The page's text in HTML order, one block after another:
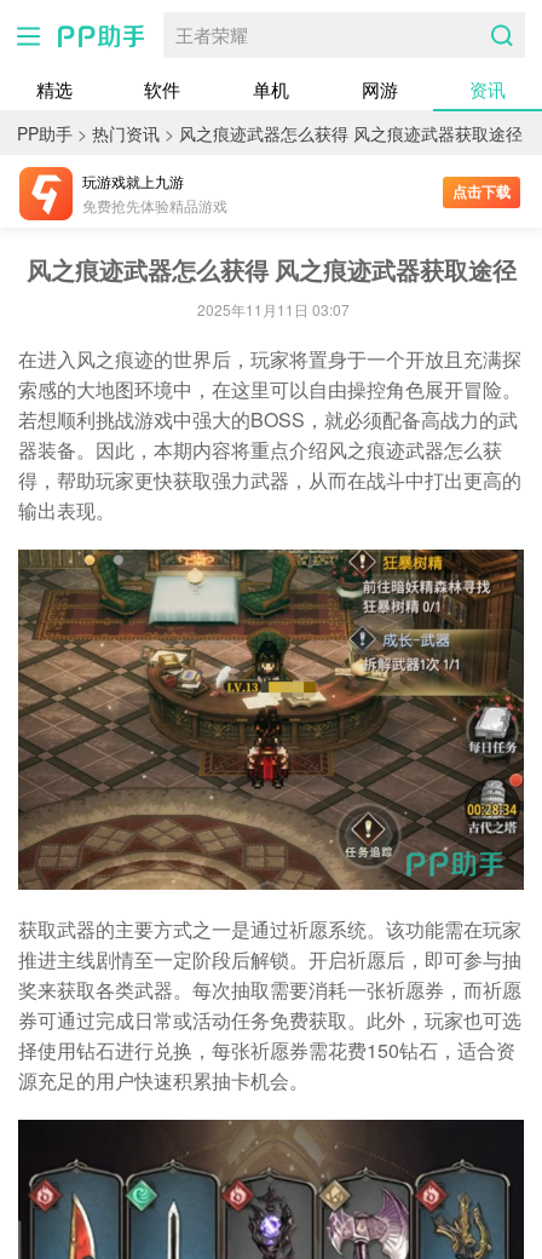
王者荣耀
精选 软件 单机 网游 资讯
PP助手 > 热门资讯 > 风之痕迹武器怎么获得 风之痕迹武器获取途径
玩游戏就上九游
免费抢先体验精品游戏
点击下载
风之痕迹武器怎么获得 风之痕迹武器获取途径
2025年11月11日 03:07
在进入风之痕迹的世界后，玩家将置身于一个开放且充满探
索感的大地图环境中，在这里可以自由操控角色展开冒险。
若想顺利挑战游戏中强大的BOSS，就必须配备高战力的武
器装备。因此，本期内容将重点介绍风之痕迹武器怎么获
得，帮助玩家更快获取强力武器，从而在战斗中打出更高的
输出表现。
获取武器的主要方式之一是通过祈愿系统。该功能需在玩家
推进主线剧情至一定阶段后解锁。开启祈愿后，即可参与抽
奖来获取各类武器。每次抽取需要消耗一张祈愿券，而祈愿
券可通过完成日常或活动任务免费获取。此外，玩家也可选
择使用钻石进行兑换，每张祈愿券需花费150钻石，适合资
源充足的用户快速积累抽卡机会。